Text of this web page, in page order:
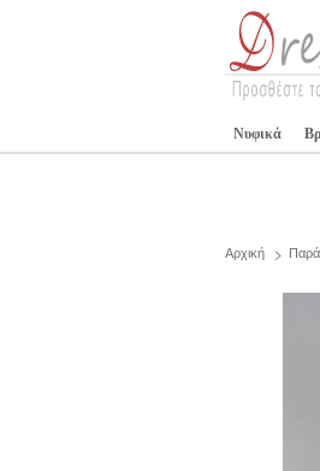
Νυφικά
Αρχική